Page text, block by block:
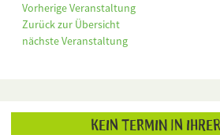
Vorherige Veranstaltung
Zurück zur Übersicht
nächste Veranstaltung
Kein Termin in